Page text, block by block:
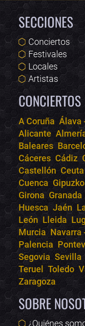
SECCIONES
Conciertos
Festivales
Locales
Artistas
CONCIERTOS
A Coruña Álava
Alicante
Baleares
Cáceres Cádiz
Castellón Ceuta
Cuenca
Girona Granada
Huesca Jaén
León Lleida
Murcia Navarra
Palencia
Segovia Sevilla
Teruel Toledo
Zaragoza
SOBRE
¿Quiénes
Bololoco
Online ·